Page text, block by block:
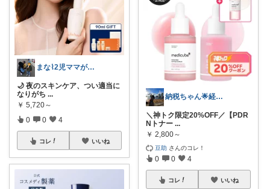
まな⌇2児ママが目指すゆとりある暮らし
🌙 夜のスキンケア、つい適当に
なりがち ...
￥ 5,720～
0 0 4
コレ いいね
納税ちゃん🌟経由購入★
＼神トク限定20%OFF／【PDR
Nトナー ...
￥ 2,800～
豆助 さんのコレ！
0 0 4
コレ いいね